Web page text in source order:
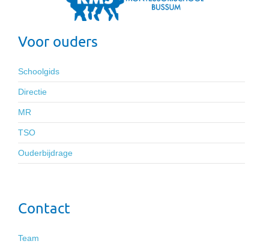
Voor ouders
Schoolgids
Directie
MR
TSO
Ouderbijdrage
Contact
Team